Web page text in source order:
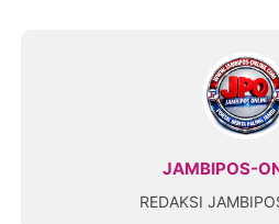
JAMBIPOS-
REDAKSI